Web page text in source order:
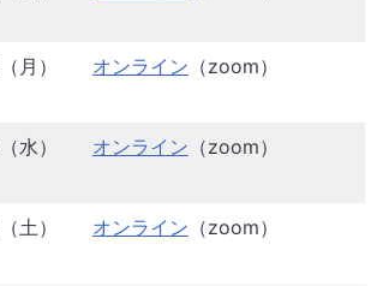
月）
オンライン （zoom）
水）
オンライン （zoom）
土）
オンライン （zoom）